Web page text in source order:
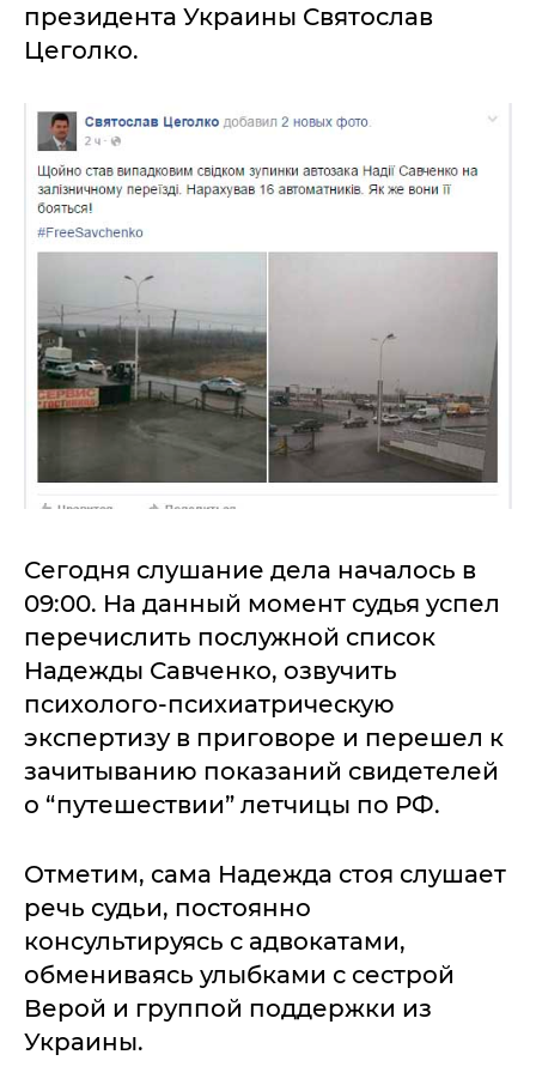
президента Украины Святослав
Цеголко.
Сегодня слушание дела началось в
09:00. На данный момент судья успел
перечислить послужной список
Надежды Савченко, озвучить
психолого-психиатрическую
экспертизу в приговоре и перешел к
зачитыванию показаний свидетелей
о “путешествии” летчицы по РФ.
Отметим, сама Надежда стоя слушает
речь судьи, постоянно
консультируясь с адвокатами,
обмениваясь улыбками с сестрой
Верой и группой поддержки из
Украины.